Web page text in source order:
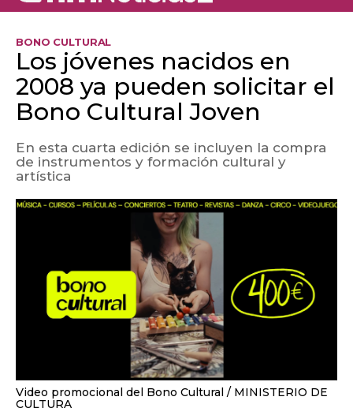
BONO CULTURAL
Los jóvenes nacidos en
2008 ya pueden solicitar el
Bono Cultural Joven
En esta cuarta edición se incluyen la compra
de instrumentos y formación cultural y
artística
Video promocional del Bono Cultural
MINISTERIO DE
CULTURA